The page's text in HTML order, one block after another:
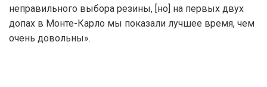
неправильного выбора резины, [но] на первых двух
допах в Монте-Карло мы показали лучшее время, чем
очень довольны».